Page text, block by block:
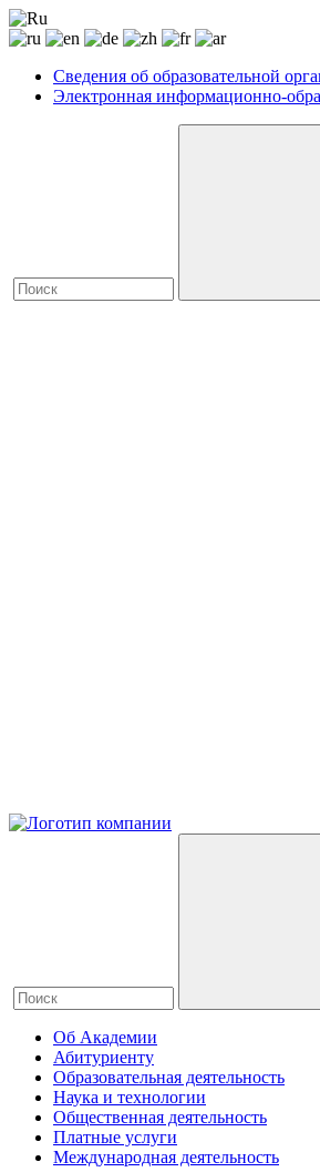
Сведения об образовательной
Электронная информационно-
Об Академии
Абитуриенту
Образовательная деятельность
Наука и технологии
Общественная деятельность
Платные услуги
Международная деятельность